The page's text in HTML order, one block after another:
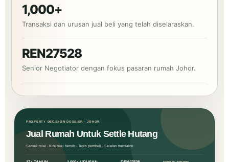
1,000+
Transaksi dan urusan jual beli yang telah diselaraskan.
REN27528
Senior Negotiator dengan fokus pasaran rumah Johor.